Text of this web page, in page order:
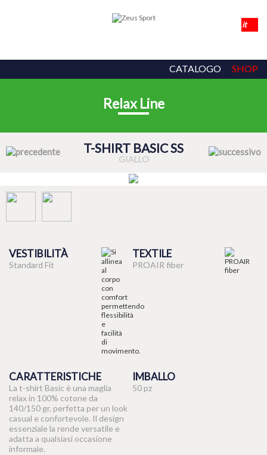
CATALOGO SHOP
Relax Line
T-SHIRT BASIC SS
GIALLO
VESTIBILITÀ
Standard Fit
TEXTILE
PROAIR fiber
CARATTERISTICHE
La t-shirt Basic è una maglia
relax in 100% cotone da
140/150 gr, perfetta per un look
casual e confortevole. Il design
essenziale la rende versatile e
adatta a qualsiasi occasione
informale.
IMBALLO
50 pz